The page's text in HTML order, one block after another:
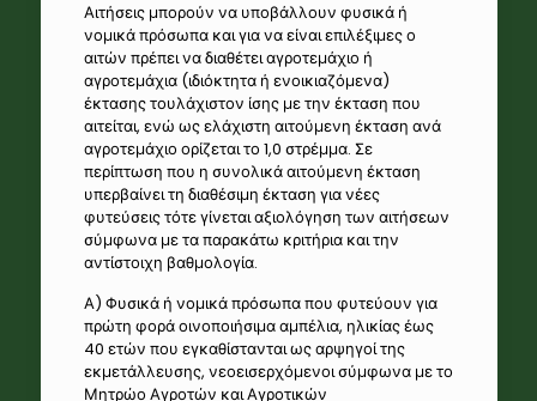
Αιτήσεις μπορούν να υποβάλλουν φυσικά ή
νομικά πρόσωπα και για να είναι επιλέξιμες ο
αιτών πρέπει να διαθέτει αγροτεμάχιο ή
αγροτεμάχια (ιδιόκτητα ή ενοικιαζόμενα)
έκτασης τουλάχιστον ίσης με την έκταση που
αιτείται, ενώ ως ελάχιστη αιτούμενη έκταση ανά
αγροτεμάχιο ορίζεται το 1,0 στρέμμα. Σε
περίπτωση που η συνολικά αιτούμενη έκταση
υπερβαίνει τη διαθέσιμη έκταση για νέες
φυτεύσεις τότε γίνεται αξιολόγηση των αιτήσεων
σύμφωνα με τα παρακάτω κριτήρια και την
αντίστοιχη βαθμολογία.
Α) Φυσικά ή νομικά πρόσωπα που φυτεύουν για
πρώτη φορά οινοποιήσιμα αμπέλια, ηλικίας έως
40 ετών που εγκαθίστανται ως αρψηγοί της
εκμετάλλευσης, νεοεισερχόμενοι σύμφωνα με το
Μητρώο Αγροτών και Αγροτικών